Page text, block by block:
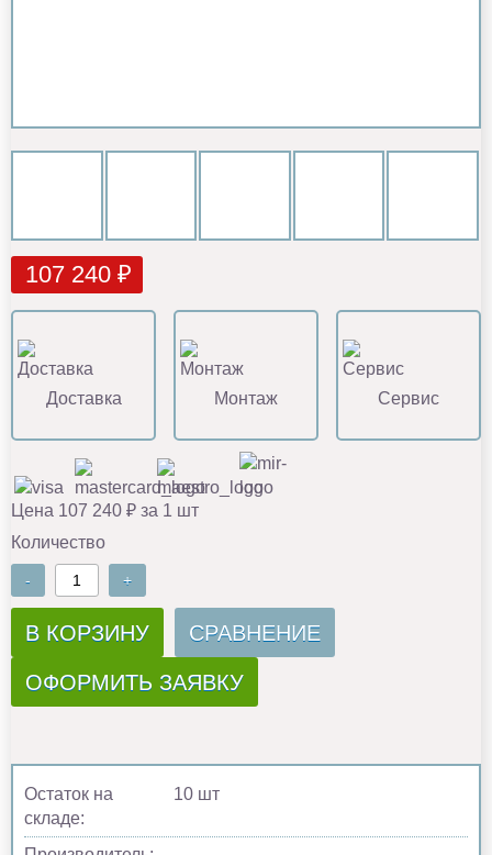
107 240 ₽
Доставка Монтаж Сервис
Цена 107 240 ₽ за 1 шт
Количество
- +
В КОРЗИНУ СРАВНЕНИЕ
ОФОРМИТЬ ЗАЯВКУ
Остаток на
складе:
10 шт